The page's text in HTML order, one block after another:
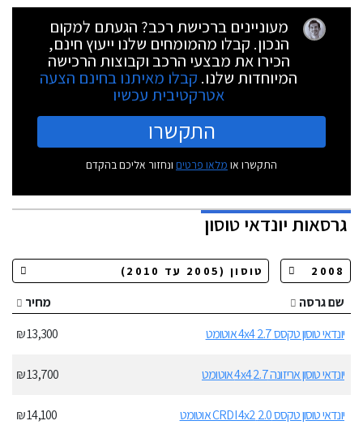
מעוניינים ברכישת רכב? הגעתם למקום
הנכון. קבלו מהמומחים שלנו ייעוץ חינם,
הכירו את מבצעי הרכב וקבוצות הרכישה
המיוחדות שלנו. קבלו מאיתנו בחינם הצעה
אטרקטיבית עכשיו
התקשרו
התקשרו או מלאו פרטים ונחזור אליכם בהקדם
גרסאותיונדאי טוסון
שם גרסה
מחיר
יונדאי טוסון טקסס 2.7 4x4 אוטומט
13,300 ₪
יונדאי טוסון אריזונה 2.7 4x4 אוטומט 13,700 ₪
יונדאי טוסון טקסס 2.0 CRDI 4x2 אוטומט 14,100 ₪